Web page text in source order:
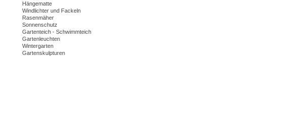
Hängematte
Windlichter und Fackeln
Rasenmäher
Sonnenschutz
Gartenteich - Schwimmteich
Gartenleuchten
Wintergarten
Gartenskulpturen